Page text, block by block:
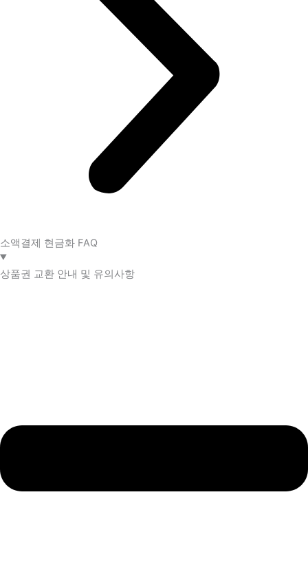
소액결제 현금화 FAQ​
상품권 교환 안내 및 유의사항